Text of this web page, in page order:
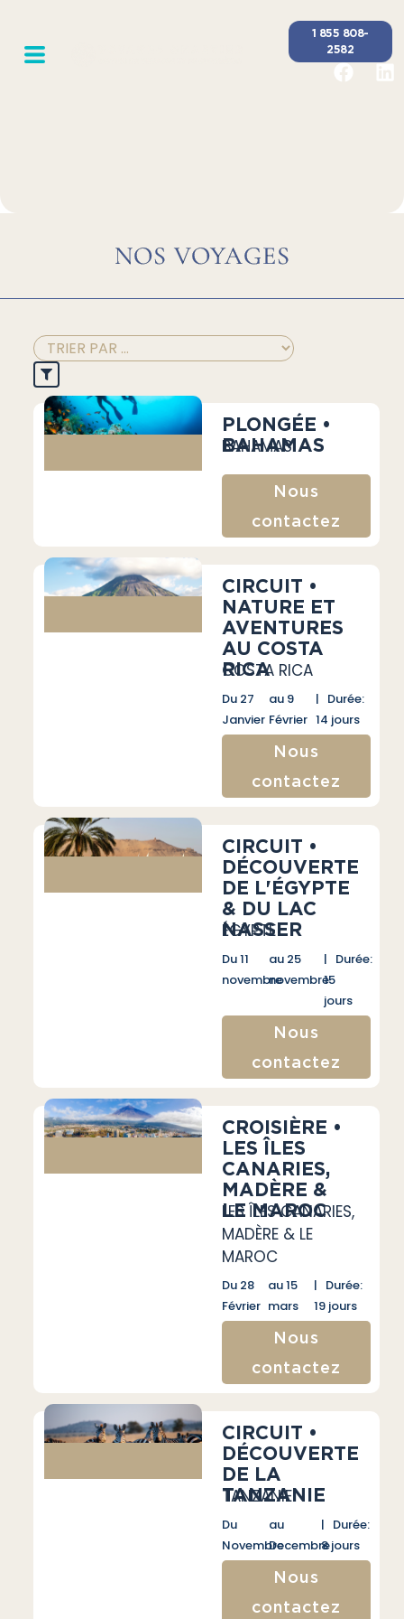
1 855 808-
2582
NOS VOYAGES
PLONGÉE •
BAHAMAS
BAHAMAS
Nous
contactez
CIRCUIT •
NATURE ET
AVENTURES
AU COSTA
RICA
COSTA RICA
Du 27
Janvier
au 9
Février
| Durée:
14 jours
Nous
contactez
CIRCUIT •
DÉCOUVERTE
DE L'ÉGYPTE
& DU LAC
NASSER
ÉGYPTE
Du 11
novembre
au 25
novembre
| Durée:
15
jours
Nous
contactez
CROISIÈRE •
LES ÎLES
CANARIES,
MADÈRE &
LE MAROC
LES ÎLES CANARIES,
MADÈRE & LE
MAROC
Du 28
Février
au 15
mars
| Durée:
19 jours
Nous
contactez
CIRCUIT •
DÉCOUVERTE
DE LA
TANZANIE
TANZANIE
Du
Novembre
au
Decembre
| Durée:
8 jours
Nous
contactez